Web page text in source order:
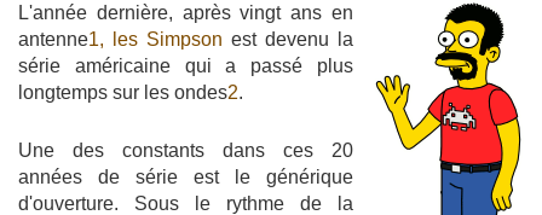
L'année dernière, après vingt ans en
antenne1, les Simpson est devenu la
série américaine qui a passé plus
longtemps sur les ondes2.
Une des constants dans ces 20
années de série est le générique
d'ouverture. Sous le rythme de la